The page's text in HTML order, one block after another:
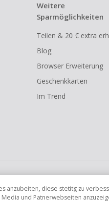
Weitere
Sparmöglichkeiten
Teilen & 20 € extra
Blog
Browser Erweiterung
Geschenkkarten
Im Trend
anzubeiten, diese stetitg zu
und Patnerwebseiten